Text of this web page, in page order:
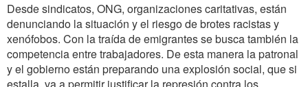
Desde sindicatos, ONG, organizaciones caritativas, están
denunciando la situación y el riesgo de brotes racistas y
xenófobos. Con la traída de emigrantes se busca también la
competencia entre trabajadores. De esta manera la patronal
y el gobierno están preparando una explosión social, que si